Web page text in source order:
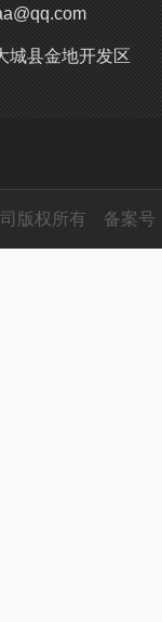
城县金地开发区
版权所有 备案号